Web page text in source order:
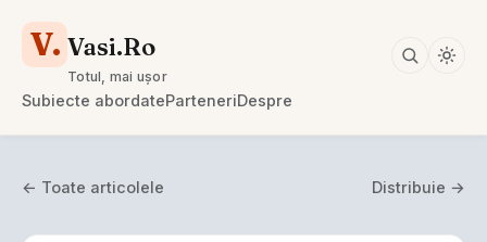
V. Vasi.Ro
Totul, mai ușor
Subiecte abordateParteneriDespre
← Toate articolele Distribuie →